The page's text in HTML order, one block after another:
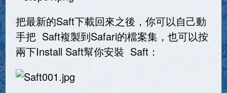
把最新的Saft下載回來之後，你可以自己動
手把 Saft複製到Safari的檔案集，也可以按
兩下Install Saft幫你安裝 Saft：